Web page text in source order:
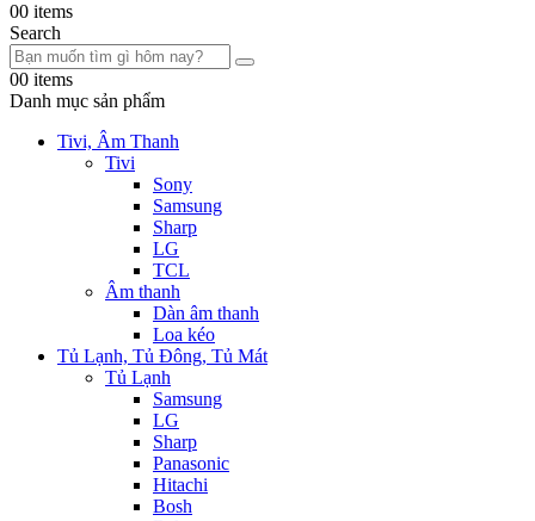
00 items
Search
00 items
Danh mục sản phẩm
Tivi, Âm Thanh
Tivi
Sony
Samsung
Sharp
LG
TCL
Âm thanh
Dàn âm thanh
Loa kéo
Tủ Lạnh, Tủ Đông, Tủ Mát
Tủ Lạnh
Samsung
LG
Sharp
Panasonic
Hitachi
Bosh